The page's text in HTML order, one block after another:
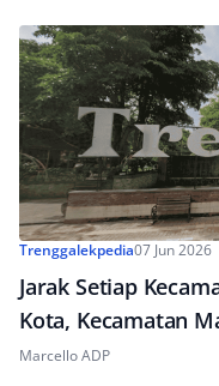
Trenggalekpedia07 Jun 2026
Jarak Setiap
Kota, Kecamatan
Marcello ADP